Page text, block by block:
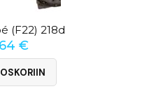
(F22) 218d
€